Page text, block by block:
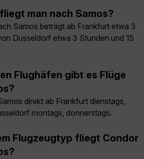
man nach Samos?
Samos beträgt ab Frankfurt etwa 3
Düsseldorf etwa 3 Stunden und 15
Flughäfen gibt es Flüge
direkt ab Frankfurt dienstags,
montags, donnerstags.
Flugzeugtyp fliegt Condor